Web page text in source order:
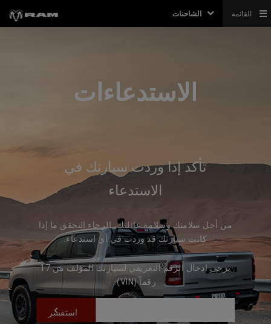
الشاحنات القائمة
الاستدعاءات
تأكد إذا وردت سيارتك في
الاستدعاء
من أجل سلامتك وسلامة عائلتك، الرجاء التحقق ما إذا
كانت سيارتك قد وردت في أي استدعاء.
يرجى ادخال الرقم التعريفي لسيارتك المؤلف من 17
رقماً (VIN):
استفسر